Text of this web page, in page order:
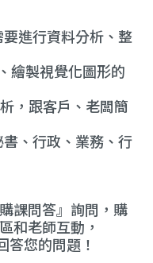
進行資料分析、整
繪製視覺化圖形的
，跟客戶、老闆簡
、行政、業務、行
課問答』詢問，購
和老師互動，
答您的問題！